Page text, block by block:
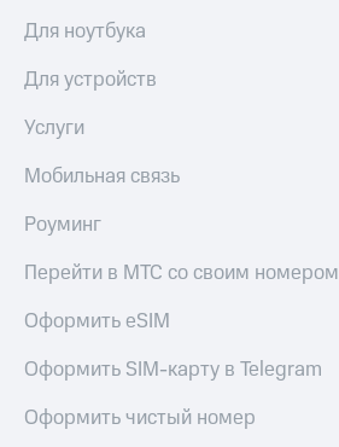
Для ноутбука
Для устройств
Услуги
Мобильная связь
Роуминг
Перейти в МТС со своим номером
Оформить eSIM
Оформить SIM-карту в Telegram
Оформить чистый номер